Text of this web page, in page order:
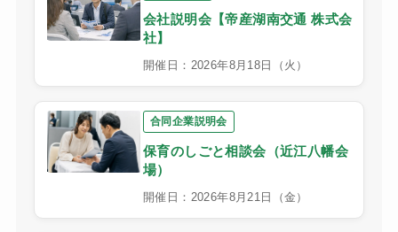
会社説明会【帝産湖南交通 株式会
社】
開催日：2026年8月18日（火）
合同企業説明会
保育のしごと相談会（近江八幡会
場）
開催日：2026年8月21日（金）